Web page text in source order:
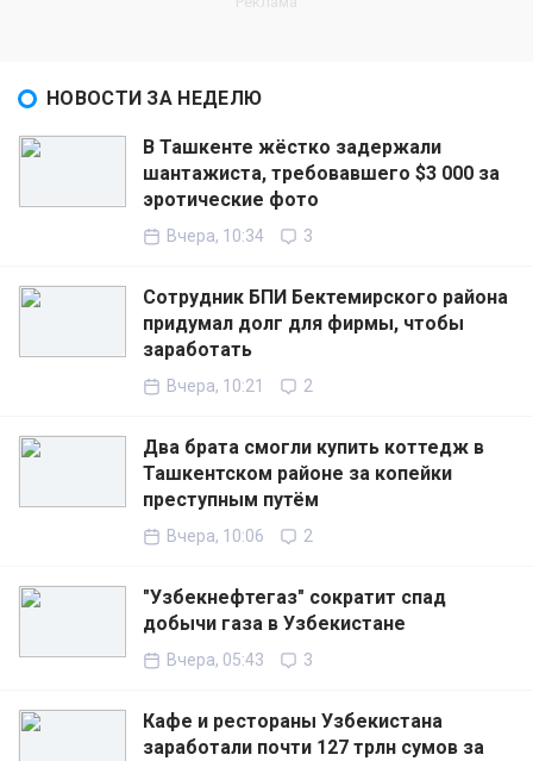
НОВОСТИ ЗА НЕДЕЛЮ
В Ташкенте жёстко задержали
шантажиста, требовавшего $3 000 за
эротические фото
Вчера, 10:34 3
Сотрудник БПИ Бектемирского района
придумал долг для фирмы, чтобы
заработать
Вчера, 10:21 2
Два брата смогли купить коттедж в
Ташкентском районе за копейки
преступным путём
Вчера, 10:06 2
"Узбекнефтегаз" сократит спад
добычи газа в Узбекистане
Вчера, 05:43 3
Кафе и рестораны Узбекистана
заработали почти 127 трлн сумов за